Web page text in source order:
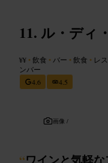
ル・ディ
¥¥ • 飲食 • バー • 飲食 • レ
ンバー
4.6
4.5
画像 /
“ワインと気軽